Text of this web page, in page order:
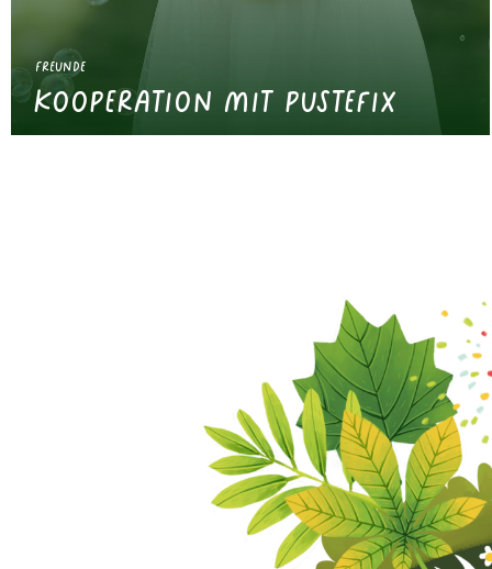
Freunde
Kooperation mit Pustefix